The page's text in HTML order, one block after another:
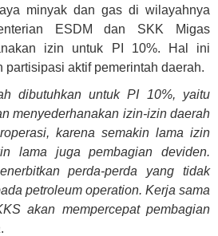
minyak dan gas di wilayahnya
ESDM dan SKK Migas
izin untuk PI 10%. Hal ini
partisipasi aktif pemerintah daerah.
dibutuhkan untuk PI 10%, yaitu
menyederhanakan izin-izin daerah
karena semakin lama izin
lama juga pembagian deviden.
perda-perda yang tidak
petroleum operation. Kerja sama
akan mempercepat pembagian
.